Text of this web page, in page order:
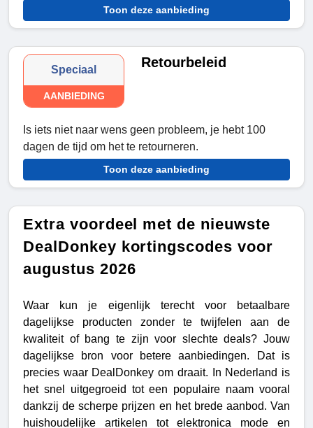
Toon deze aanbieding
Speciaal
AANBIEDING
Retourbeleid
Is iets niet naar wens geen probleem, je hebt 100
dagen de tijd om het te retourneren.
Toon deze aanbieding
Extra voordeel met de nieuwste
DealDonkey kortingscodes voor
augustus 2026
Waar kun je eigenlijk terecht voor betaalbare
dagelijkse producten zonder te twijfelen aan de
kwaliteit of bang te zijn voor slechte deals? Jouw
dagelijkse bron voor betere aanbiedingen. Dat is
precies waar DealDonkey om draait. In Nederland is
het snel uitgegroeid tot een populaire naam vooral
dankzij de scherpe prijzen en het brede aanbod. Van
huishoudelijke artikelen tot elektronica mode en